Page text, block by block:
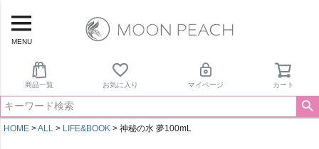
MENU
商品一覧 お気に入り マイページ カート
HOME ALL LIFE&BOOK 神秘の水 夢100mL